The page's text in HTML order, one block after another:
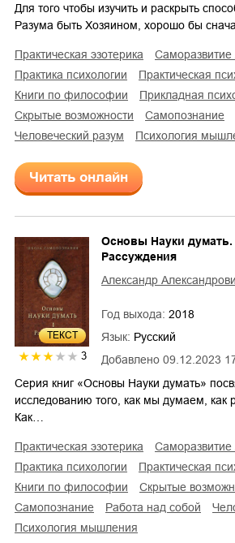
Для того чтобы изучить и раскрыть
Разума быть Хозяином, хорошо бы
практическая эзотерика
практика психологии
практическая
книги по философии
прикладная
скрытые возможности
самопознание
человеческий разум
психология
Читать онлайн
ТЕКСТ
3 Добавлено 09.12.2023
Основы Науки думать.
Рассуждения
Александр
Год выхода: 2018
Язык: Русский
Серия книг «Основы Науки думать»
исследованию того, как мы думаем, как
Как…
практическая эзотерика
практика психологии
практическая
книги по философии
скрытые
самопознание
работа над собой
психология мышления